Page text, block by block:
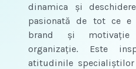
dinamica şi
pasionată de tot ce e
brand şi motivaţie
organizaţie. Este
atitudinile